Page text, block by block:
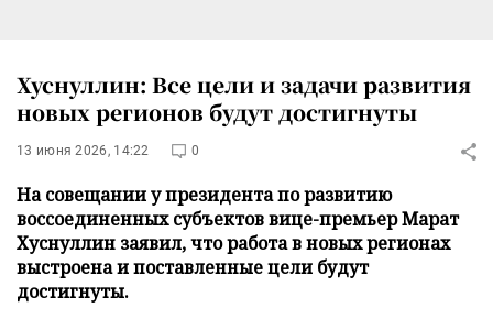
Хуснуллин: Все цели и задачи развития
новых регионов будут достигнуты
13 июня 2026, 14:22 0
На совещании у президента по развитию
воссоединенных субъектов вице-премьер Марат
Хуснуллин заявил, что работа в новых регионах
выстроена и поставленные цели будут
достигнуты.